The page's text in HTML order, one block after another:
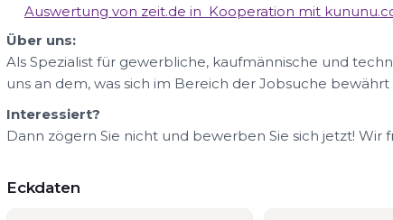
Auswertung von zeit.de in Kooperation mit
Über uns:
Als Spezialist für gewerbliche, kaufmännische und
uns an dem, was sich im Bereich der Jobsuche
Interessiert?
Dann zögern Sie nicht und bewerben Sie sich jetzt! Wir
Eckdaten